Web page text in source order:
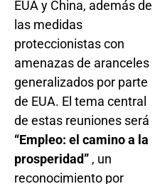
EUA y China, además de
las medidas
proteccionistas con
amenazas de aranceles
generalizados por parte
de EUA. El tema central
de estas reuniones será
“Empleo: el camino a la
prosperidad” , un
reconocimiento por